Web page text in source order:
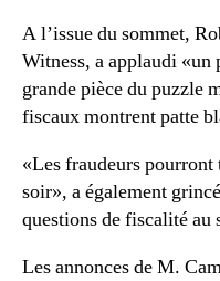
A l’issue du sommet,
Witness, a applaudi «un
grande pièce du puzzle
fiscaux montrent patte
«Les fraudeurs
soir», a également
questions de fiscalité au
Les annonces de M.